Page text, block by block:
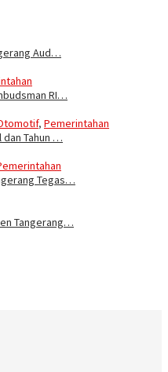
Aud…
RI…
, Pemerintahan
dan Tahun …
Tegas…
Tangerang…